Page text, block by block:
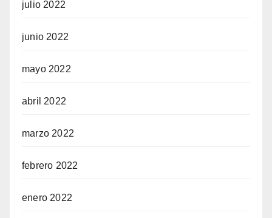
julio 2022
junio 2022
mayo 2022
abril 2022
marzo 2022
febrero 2022
enero 2022